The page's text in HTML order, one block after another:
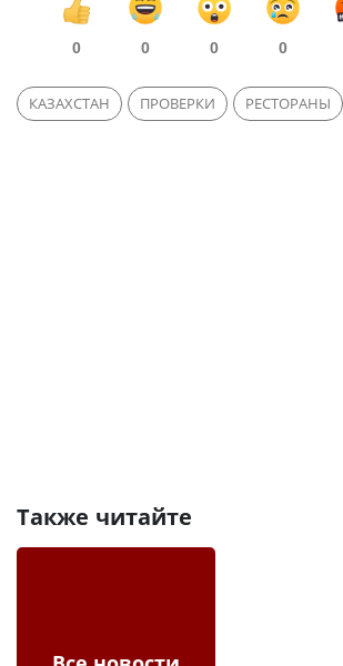
0 0 0 0
КАЗАХСТАН ПРОВЕРКИ РЕСТОРАНЫ
Также читайте